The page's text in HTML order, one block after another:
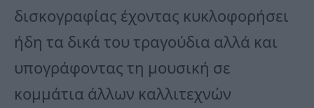
δισκογραφίας έχοντας κυκλοφορήσει
ήδη τα δικά του τραγούδια αλλά και
υπογράφοντας τη μουσική σε
κομμάτια άλλων καλλιτεχνών